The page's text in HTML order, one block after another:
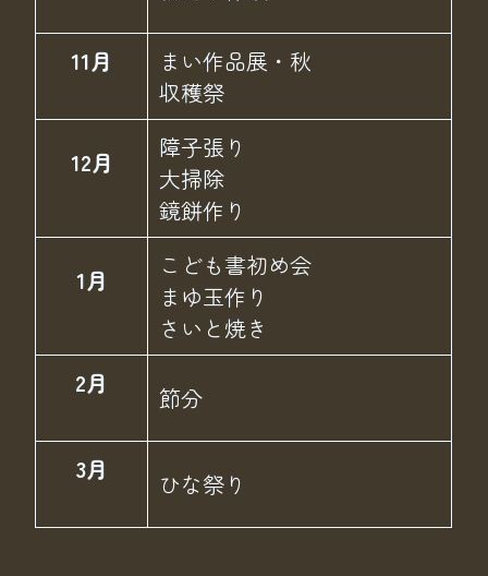
11月
まい作品展・秋
収穫祭
12月
障子張り
大掃除
鏡餅作り
1月
こども書初め会
まゆ玉作り
さいと焼き
2月
節分
3月 ひな祭り